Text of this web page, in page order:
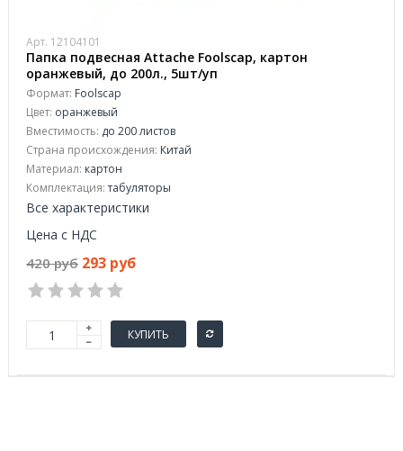
Арт. 12104101
Папка подвесная Attache Foolscap, картон
оранжевый, до 200л., 5шт/уп
Формат: Foolscap
Цвет: оранжевый
Вместимость: до 200 листов
Страна происхождения: Китай
Материал: картон
Комплектация:табуляторы
Все характеристики
Цена с НДС
420 руб 293 руб
КУПИТЬ